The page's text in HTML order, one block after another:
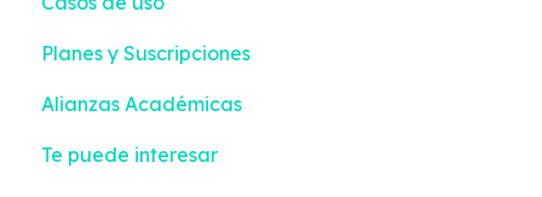
Planes y Suscripciones
Alianzas Académicas
Te puede interesar